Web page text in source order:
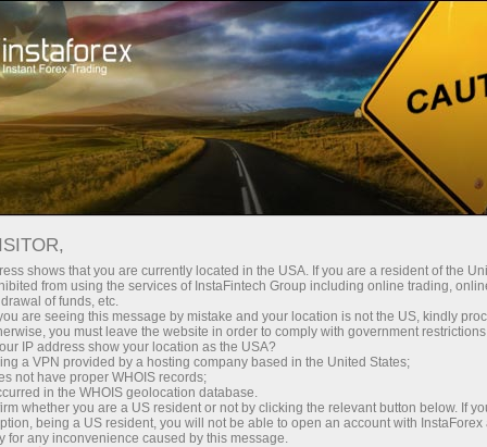
Yangi boshlovchilar uchun Onlayn vebinarlar
Bepul InstaForex
Vebinarlar
Forex savdosining barcha nozik jihatlarini
o‘rganing va butun dunyodan ekspertlar
jamoamiz bilan ko‘nikmalaringizni oshiring
shows that you are currently located in the USA. If you are a resident of the
from using the services of InstaFintech Group including online trading,
of funds, etc.
are seeing this message by mistake and your location is not the US, kindly
you must leave the website in order to comply with government
IP address show your location as the USA?
a VPN provided by a hosting company based in the United States;
not have proper WHOIS records;
in the WHOIS geolocation database.
whether you are a US resident or not by clicking the relevant button below. If
being a US resident, you will not be able to open an account with InstaForex
for any inconvenience caused by this message.